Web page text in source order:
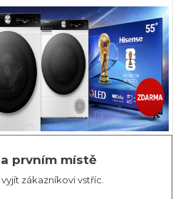
prvním místě
zákazníkovi vstříc.